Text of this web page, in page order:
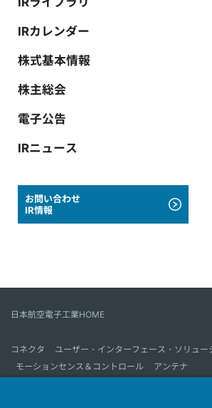
IRカレンダー
株式基本情報
株主総会
電子公告
IRニュース
お問い合わせ
IR情報
日本航空電子工業HOME
コネクタ
ユーザー・インターフェース・ソリュー
モーションセンス＆コントロール
アンテナ